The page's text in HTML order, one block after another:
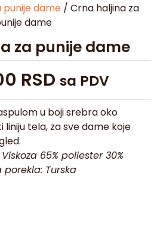
punije dame/ Crna haljina za
dame
za punije dame
RSD sa PDV
u boji srebra oko
tela, za sve dame koje
65% poliester 30%
porekla: Turska